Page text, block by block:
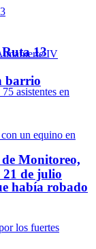
13
Monitoreo,
había robado
barrio
de julio